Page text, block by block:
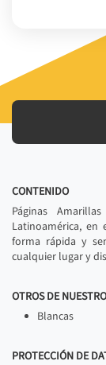
CONTENIDO
Páginas
Latinoamérica,
forma rápida y
cualquier lugar y
OTROS DE
Blancas
PROTECCIÓN DE